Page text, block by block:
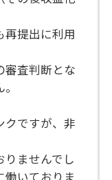
提出に利用
査判断とな
クですが、非
りませんでし
いておりま